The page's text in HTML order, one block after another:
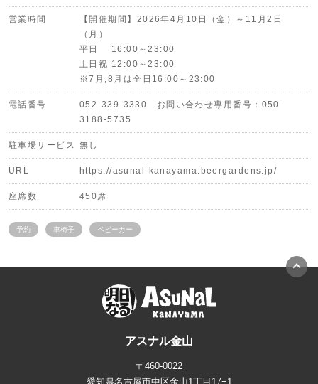
営業時間
【開催期間】2026年4月10日（金）～11月2日
（月）
平日 16:00～23:00
土日祝 12:00～23:00
※7月,8月は全日16:00～23:00
電話番号
052-339-3330 お問い合わせ専用番号：050-
3188-5735
駐車場サービス 無し
URL https://asunal-kanayama.beergardens.jp/
座席数 450席
予約 車椅子 ベビーカー
アスナル金山
〒460-0022
愛知県名古屋市中区金山1丁目17−1